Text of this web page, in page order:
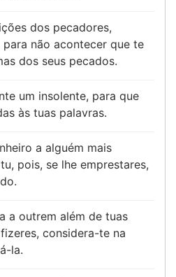
dos pecadores,
não acontecer que te
dos seus pecados.
um insolente, para que
às tuas palavras.
a alguém mais
pois, se lhe emprestares,
a outrem além de tuas
considera-te na
la.